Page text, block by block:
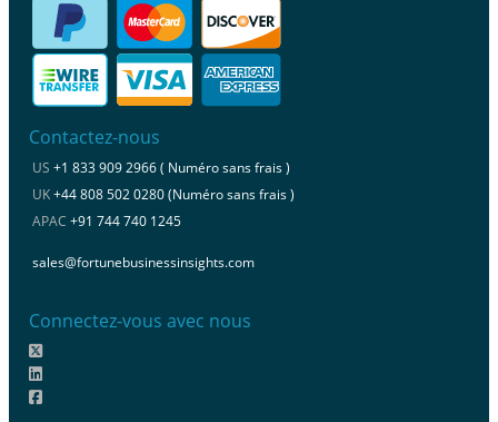
Contactez-nous
US +1 833 909 2966 ( Numéro sans frais )
UK+44 808 502 0280 (Numéro sans frais )
APAC +91 744 740 1245
sales@fortunebusinessinsights.com
Connectez-vous avec nous